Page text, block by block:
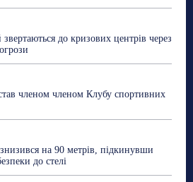
звертаються до кризових центрів через
членом членом Клубу спортивних
на 90 метрів, підкинувши
до стелі